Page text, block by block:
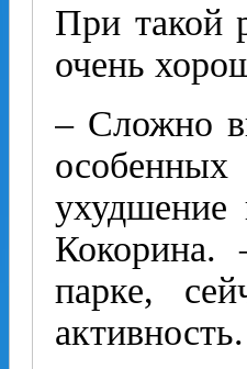
При такой
очень
– Сложно
ухудшение
парке,
активность.